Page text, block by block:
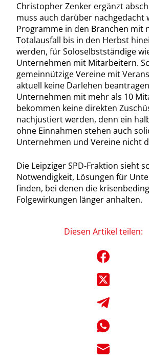
Christopher Zenker ergänzt
muss auch darüber nachgedacht
Programme in den Branchen mit
Totalausfall bis in den Herbst
werden, für Soloselbstständige
Unternehmen mit Mitarbeitern.
gemeinnützige Vereine mit
aktuell keine Darlehen
Unternehmen mit mehr als 10
bekommen keine direkten
nachjustiert werden, denn ein
ohne Einnahmen stehen auch
Unternehmen und Vereine nicht
Die Leipziger SPD-Fraktion sieht
Notwendigkeit, Lösungen für
finden, bei denen die
Folgewirkungen länger anhalten.
Diesen Artikel teilen: